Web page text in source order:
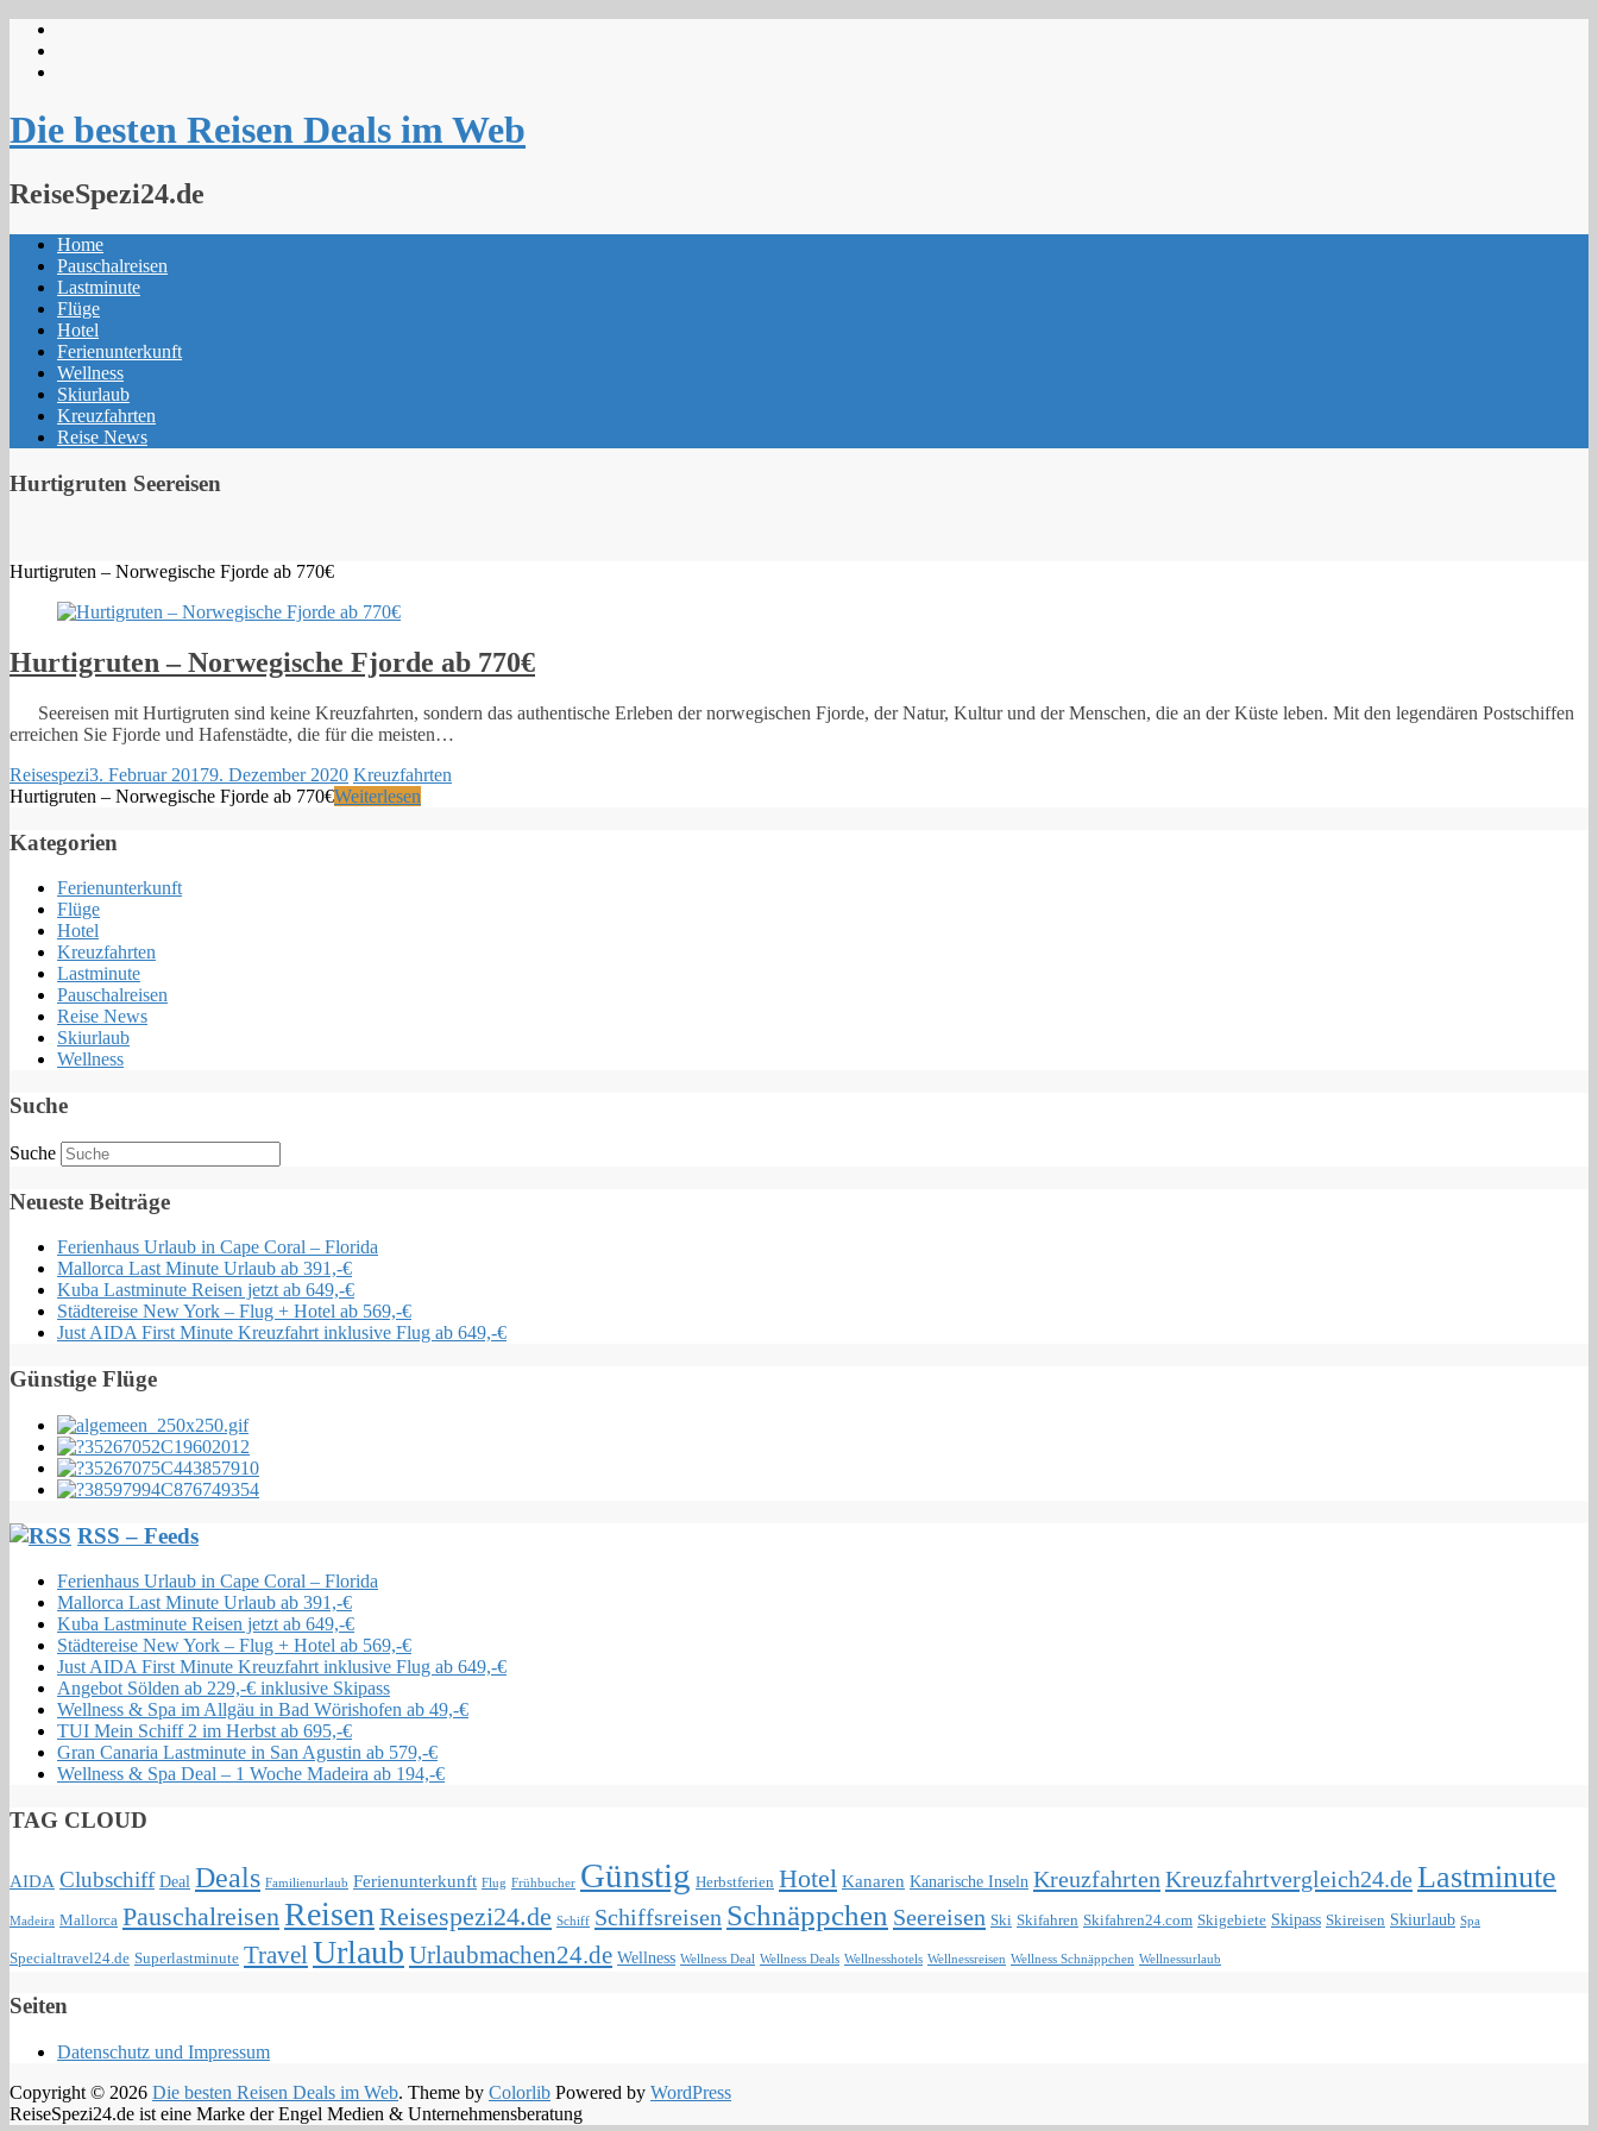
Skip
content
Die besten Reisen Deals im Web
ReiseSpezi24.de
Home
Pauschalreisen
Lastminute
Flüge
Hotel
Ferienunterkunft
Wellness
Skiurlaub
Kreuzfahrten
Reise News
Hurtigruten Seereisen
Hurtigruten – Norwegische Fjorde ab 770€
Hurtigruten – Norwegische Fjorde ab 770€
Seereisen mit Hurtigruten sind keine Kreuzfahrten, sondern das authentische Erleben der norwegischen Fjorde, der Natur, Kultur und der Menschen, die an der Küste leben. Mit den legendären Postschiffen
erreichen Sie Fjorde und Hafenstädte, die für die meisten…
Reisespezi3. Februar 20179. Dezember 2020 Kreuzfahrten
Hurtigruten – Norwegische Fjorde ab 770€Weiterlesen
Kategorien
Ferienunterkunft
Flüge
Hotel
Kreuzfahrten
Lastminute
Pauschalreisen
Reise News
Skiurlaub
Wellness
Suche
Suche
Neueste Beiträge
Ferienhaus Urlaub in Cape Coral – Florida
Mallorca Last Minute Urlaub ab 391,-€
Kuba Lastminute Reisen jetzt ab 649,-€
Städtereise New York – Flug + Hotel ab 569,-€
Just AIDA First Minute Kreuzfahrt inklusive Flug ab 649,-€
Günstige Flüge
RSS – Feeds
Ferienhaus Urlaub in Cape Coral – Florida
Mallorca Last Minute Urlaub ab 391,-€
Kuba Lastminute Reisen jetzt ab 649,-€
Städtereise New York – Flug + Hotel ab 569,-€
Just AIDA First Minute Kreuzfahrt inklusive Flug ab 649,-€
Angebot Sölden ab 229,-€ inklusive Skipass
Wellness & Spa im Allgäu in Bad Wörishofen ab 49,-€
TUI Mein Schiff 2 im Herbst ab 695,-€
Gran Canaria Lastminute in San Agustin ab 579,-€
Wellness & Spa Deal – 1 Woche Madeira ab 194,-€
TAG CLOUD
AIDA Clubschiff Deal Deals Familienurlaub Ferienunterkunft Flug Frühbucher Günstig Herbstferien Hotel Kanaren Kanarische Inseln Kreuzfahrten Kreuzfahrtvergleich24.deLastminute
Madeira Mallorca Pauschalreisen Reisen Reisespezi24.de Schiff Schiffsreisen Schnäppchen Seereisen Ski Skifahren Skifahren24.com Skigebiete Skipass Skireisen Skiurlaub Spa
Specialtravel24.de Superlastminute Travel Urlaub Urlaubmachen24.de Wellness Wellness Deal Wellness Deals Wellnesshotels Wellnessreisen Wellness Schnäppchen Wellnessurlaub
Seiten
Datenschutz und Impressum
Copyright © 2026 Die besten Reisen Deals im Web. Theme by Colorlib Powered by WordPress
ReiseSpezi24.de ist eine Marke der Engel Medien & Unternehmensberatung